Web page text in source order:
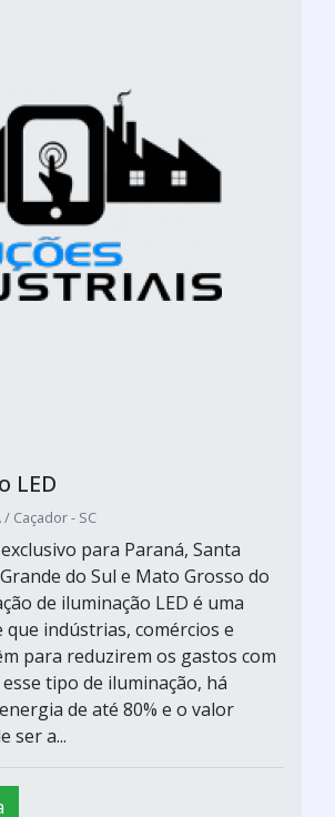
LED
/ Caçador - SC
para Paraná, Santa
do Sul e Mato Grosso do
de iluminação LED é uma
indústrias, comércios e
para reduzirem os gastos com
tipo de iluminação, há
de até 80% e o valor
ser a...